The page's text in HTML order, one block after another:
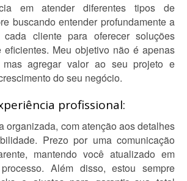
em atender diferentes tipos de
buscando entender profundamente a
cada cliente para oferecer soluções
eficientes. Meu objetivo não é apenas
mas agregar valor ao seu projeto e
do seu negócio.
profissional:
organizada, com atenção aos detalhes
Prezo por uma comunicação
mantendo você atualizado em
Além disso, estou sempre